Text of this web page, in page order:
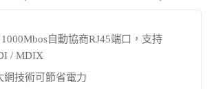
自動協商RJ45端口，支持
/ MDIX
網技術可節省電力